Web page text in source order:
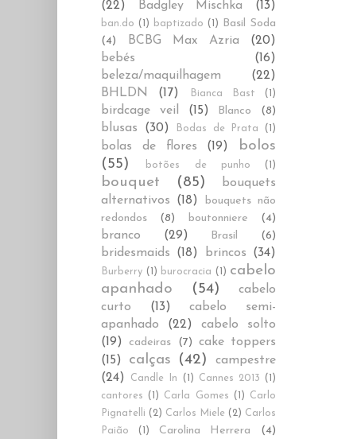
(22)
Badgley Mischka (13)
ban.do (1) baptizado (1)
Basil Soda
(4)
BCBG Max Azria
(20)
bebés
(16)
beleza/maquilhagem
(22)
BHLDN
(17) Bianca Bast (1)
birdcage veil (15) Blanco (8)
blusas (30) Bodas de Prata (1)
bolas de flores (19)
bolos
(55)
botões de punho (1)
bouquet (85)
bouquets
alternativos
(18)
bouquets não
redondos
(8) boutonniere (4)
branco (29) Brasil (6)
bridesmaids (18) brincos (34)
Burberry (1) burocracia (1) cabelo
apanhado
(54)
cabelo
curto
(13)
cabelo semi-
apanhado
(22)
cabelo solto
(19)
cadeiras (7) cake toppers
(15)
calças (42)
campestre
(24)
Candle In (1) Cannes 2013
(1)
cantores
(1) Carla Gomes (1)
Carlo
Pignatelli (2) Carlos Miele (2) Carlos
Paião
(1) Carolina Herrera (4)